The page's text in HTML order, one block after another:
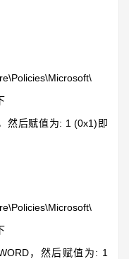
后赋值为: 1 (0x1)即
，然后赋值为: 1